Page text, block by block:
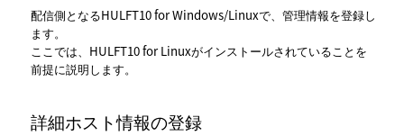
配信側となるHULFT10 for Windows/Linuxで、管理情報を登録し
ます。
ここでは、HULFT10 for Linuxがインストールされていることを
前提に説明します。
詳細ホスト情報の登録